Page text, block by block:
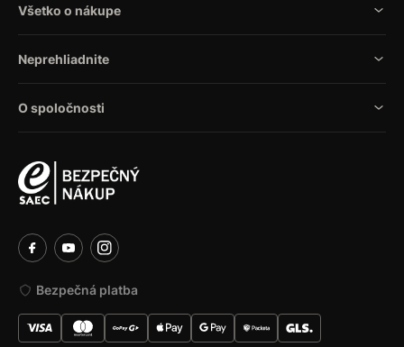
Všetko o nákupe
Neprehliadnite
O spoločnosti
Bezpečná platba